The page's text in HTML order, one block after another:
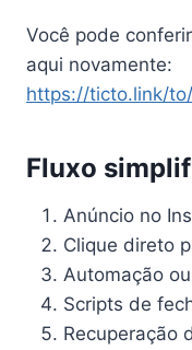
Você pode
aqui novamente:
https://ticto.link/
Fluxo
Anúncio no
Clique direto
Automação
Scripts de
Recuperação